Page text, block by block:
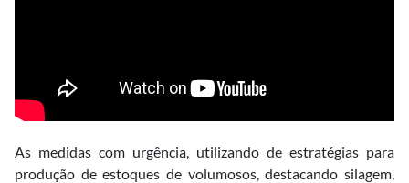
As medidas com urgência, utilizando de estratégias para
produção de estoques de volumosos, destacando silagem,